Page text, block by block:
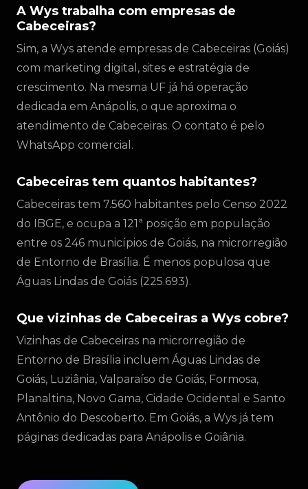
A Wys trabalha com empresas de
Cabeceiras?
Sim, a Wys atende empresas de Cabeceiras (Goiás)
com marketing digital, sites e estratégia de
crescimento. Na mesma UF já há operação
dedicada em Anápolis, o que aproxima o
atendimento de Cabeceiras. O contato é pelo
WhatsApp comercial.
Cabeceiras tem quantos habitantes?
Cabeceiras tem 7.560 habitantes pelo Censo 2022
do IBGE, e ocupa a 121ª posição em população
entre os 246 municípios de Goiás, na microrregião
de Entorno de Brasília. É menos populosa que
Águas Lindas de Goiás (225.693).
Que vizinhas de Cabeceiras a Wys cobre?
Vizinhas de Cabeceiras na microrregião de
Entorno de Brasília incluem Águas Lindas de
Goiás, Luziânia, Valparaíso de Goiás, Formosa,
Planaltina, Novo Gama, Cidade Ocidental e Santo
Antônio do Descoberto. Em Goiás, a Wys já tem
páginas dedicadas para Anápolis e Goiânia.